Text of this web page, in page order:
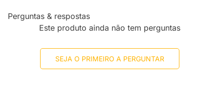
Perguntas & respostas
Este produto ainda não tem perguntas
SEJA O PRIMEIRO A PERGUNTAR